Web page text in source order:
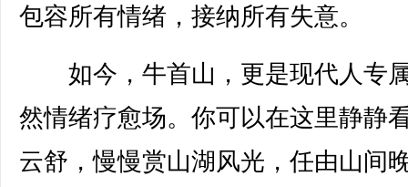
包容所有情绪，接纳所有失意。
如今，牛首山，更是现代人专
然情绪疗愈场。你可以在这里静静
云舒，慢慢赏山湖风光，任由山间